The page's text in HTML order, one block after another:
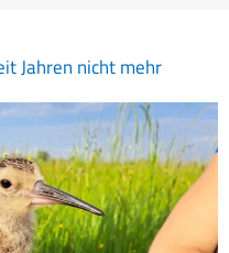
Jahren nicht mehr